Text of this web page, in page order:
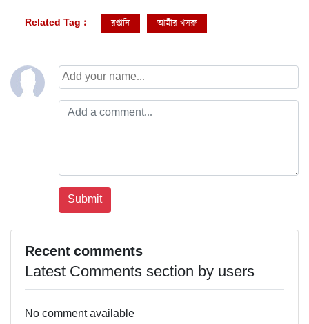
Related Tag : রপ্তানি আমীর খসরু
Recent comments
Latest Comments section by users
No comment available